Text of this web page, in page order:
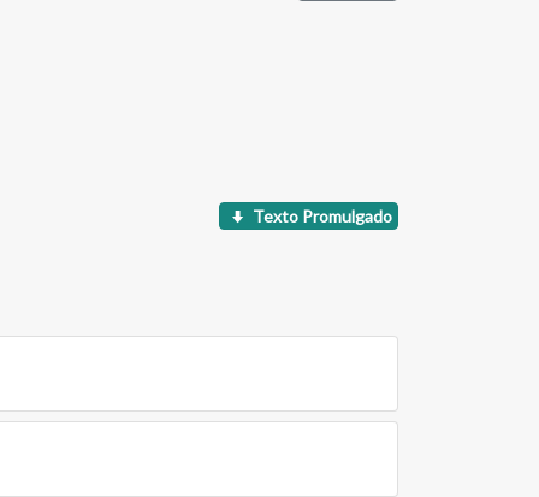
Texto Promulgado